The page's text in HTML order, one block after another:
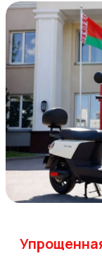
достаточно
получился